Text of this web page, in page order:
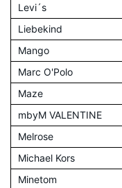
Levi´s
Liebekind
Mango
Marc O'Polo
Maze
mbyM VALENTINE
Melrose
Michael Kors
Minetom